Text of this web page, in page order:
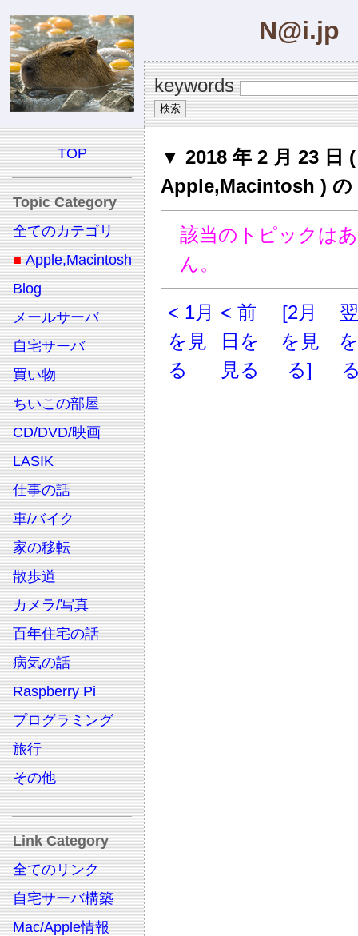
N@i.jp
keywords
TOP
Topic Category
全てのカテゴリ
■ Apple,Macintosh
Blog
メールサーバ
自宅サーバ
買い物
ちいこの部屋
CD/DVD/映画
LASIK
仕事の話
車/バイク
家の移転
散歩道
カメラ/写真
百年住宅の話
病気の話
Raspberry Pi
プログラミング
旅行
その他
Link Category
全てのリンク
自宅サーバ構築
Mac/Apple情報
▼ 2018 年 2 月 23 日 (
Apple,Macintosh ) の
該当のトピックは
ん。
< 1月
を見
る
< 前
日を
見る
[2月
を見
る]